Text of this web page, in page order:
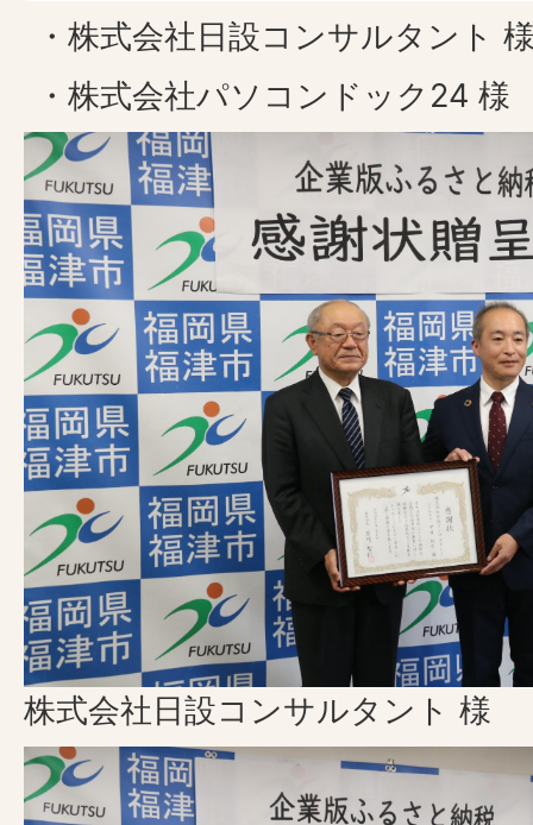
・株式会社日設コンサルタント
・株式会社パソコンドック24 様
株式会社日設コンサルタント 様